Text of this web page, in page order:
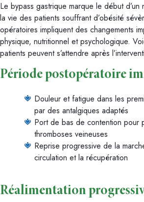
Le bypass gastrique marque le début d’un
la vie des patients souffrant d’obésité
opératoires impliquent des changements
physique, nutritionnel et psychologique.
patients peuvent s’attendre après
Période postopératoire
Douleur et fatigue dans les
par des antalgiques adaptés
Port de bas de contention pour
thromboses veineuses
Reprise progressive de la
circulation et la récupération
Réalimentation